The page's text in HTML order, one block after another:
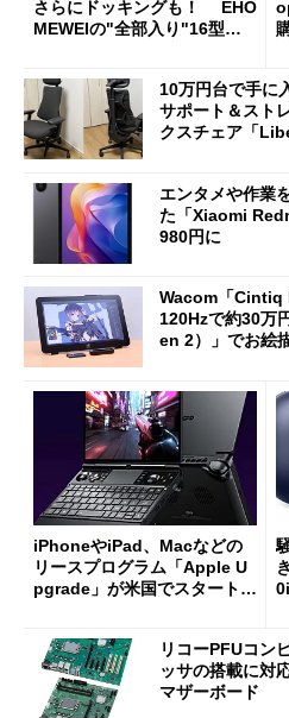
さらにドッキングも！ EHO
MEWEIの"全部入り"16型モ
10万円台で手に
サポート＆スト
クスチェア「
エンタメや作業
た「Xiaomi
980円に
Wacom「Cintiq
120Hzで約30万
en 2）」でお絵
iPhoneやiPad、Macなどの
リースプログラム「Apple U
pgrade」が米国でスタート／
ut」が明...
リコーPFUコン
ッサの搭載に対
マザーボード